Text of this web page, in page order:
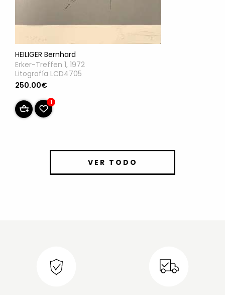
HEILIGER Bernhard
Erker-Treffen 1, 1972
Litografía LCD4705
250.00€
1
VER TODO